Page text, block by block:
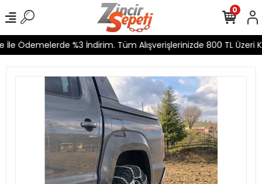
Ödemelerde %3 İndirim. Tüm Alışverişlerinizde 800 TL Üzeri
0